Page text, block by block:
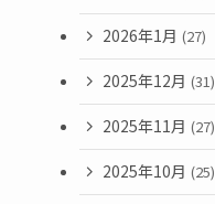
2026年1月 (27)
2025年12月 (31)
2025年11月 (27)
2025年10月 (25)